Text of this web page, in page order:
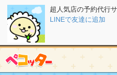
超人気店の予約代行
LINEで友達に追加